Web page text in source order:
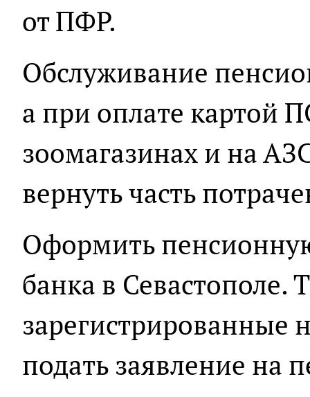
от ПФР.
Обслуживание
а при оплате картой
зоомагазинах и на
вернуть часть
Оформить
банка в Севастополе.
зарегистрированные
подать заявление на